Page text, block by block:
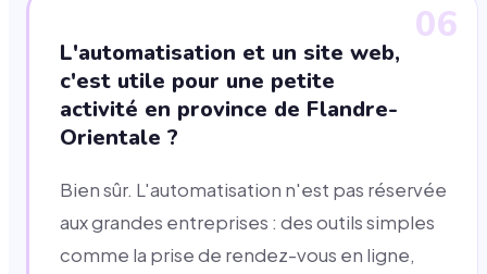
06
L'automatisation et un site web,
c'est utile pour une petite
activité en province de Flandre-
Orientale ?
Bien sûr. L'automatisation n'est pas réservée
aux grandes entreprises : des outils simples
comme la prise de rendez-vous en ligne,